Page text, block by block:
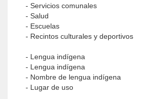
- Servicios comunales
- Salud
- Escuelas
- Recintos culturales y deportivos
- Lengua indígena
- Lengua indígena
- Nombre de lengua indígena
- Lugar de uso